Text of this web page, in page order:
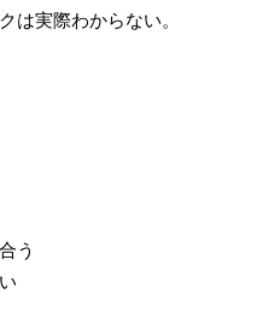
は実際わからない。
う